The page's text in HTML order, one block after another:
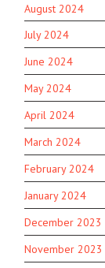
August 2024
July 2024
June 2024
May 2024
April 2024
March 2024
February 2024
January 2024
December 2023
November 2023